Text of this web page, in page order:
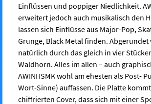
Einflüssen und poppiger Niedlichkeit.
erweitert jedoch auch musikalisch den
lassen sich Einflüsse aus Major-Pop,
Grunge, Black Metal finden.
natürlich durch das gleich in vier
Waldhorn. Alles im allen – auch
AWINHSMK wohl am ehesten als Post-
Wort-Sinne) auffassen. Die Platte
chiffrierten Cover, dass sich mit einer